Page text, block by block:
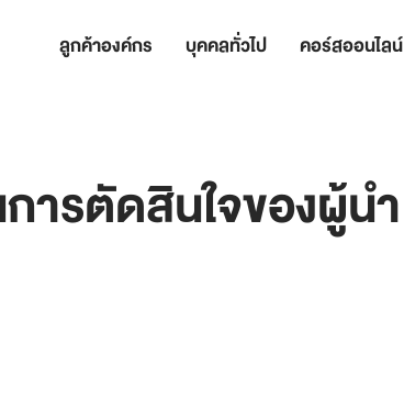
ลูกค้าองค์กร บุคคลทั่วไป คอร์สออนไลน์
ารตัดสินใจของผู้นำ